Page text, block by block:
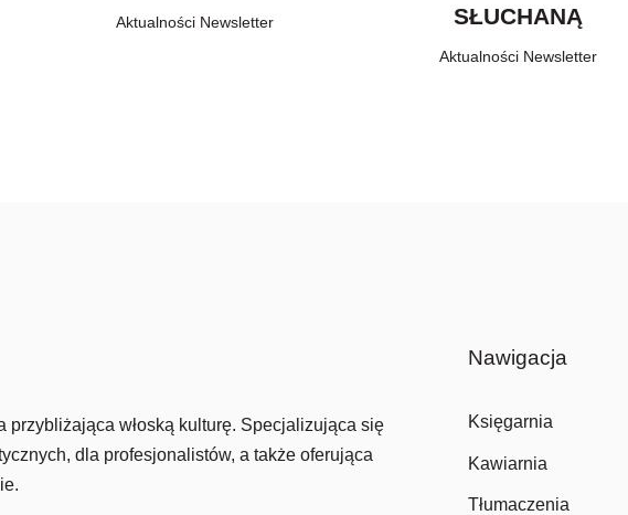
Aktualności, Newsletter
SŁUCHANĄ
Aktualności, Newsletter
przybliżająca włoską kulturę. Specjalizująca się
dla profesjonalistów, a także oferująca
Nawigacja
Księgarnia
Kawiarnia
Tłumaczenia